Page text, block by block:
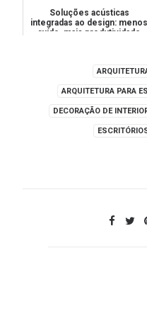
Soluções acústicas
integradas ao design: menos
ruído, mais produtividade
ARQUITETURA PARA
DECORAÇÃO DE